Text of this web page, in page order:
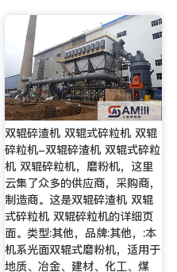
双辊碎渣机 双辊式碎粒机 双辊
碎粒机-双辊碎渣机 双辊式碎粒
机 双辊碎粒机，磨粉机，这里
云集了众多的供应商，采购商，
制造商。这是双辊碎渣机 双辊
式碎粒机 双辊碎粒机的详细页
面。类型:其他，品牌:其他，:本
机系光面双辊式磨粉机，适用于
地质、冶金、建材、化工、煤